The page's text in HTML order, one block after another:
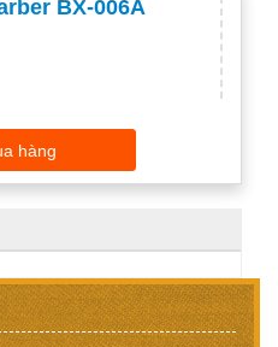
BX-006A
hàng